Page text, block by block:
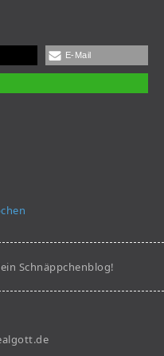
E-Mail
Schnäppchenblog!